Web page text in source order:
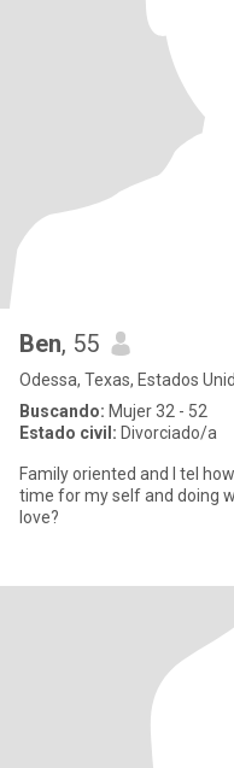
Ben, 55
Odessa, Texas, Estados
Buscando: Mujer 32 - 52
Estado civil: Divorciado/a
Family oriented and I tel
time for my self and doing
love?